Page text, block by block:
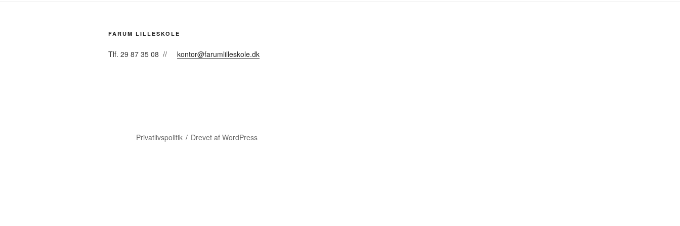
FARUM LILLESKOLE
Tlf. 29 87 35 08 // kontor@farumlilleskole.dk
Privatlivspolitik Drevet af WordPress